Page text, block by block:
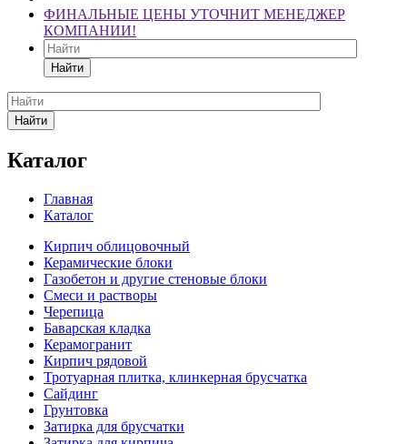
ФИНАЛЬНЫЕ ЦЕНЫ УТОЧНИТ МЕНЕДЖЕР
КОМПАНИИ!
Найти
Найти
Каталог
Главная
Каталог
Кирпич облицовочный
Керамические блоки
Газобетон и другие стеновые блоки
Смеси и растворы
Черепица
Баварская кладка
Керамогранит
Кирпич рядовой
Тротуарная плитка, клинкерная брусчатка
Сайдинг
Грунтовка
Затирка для брусчатки